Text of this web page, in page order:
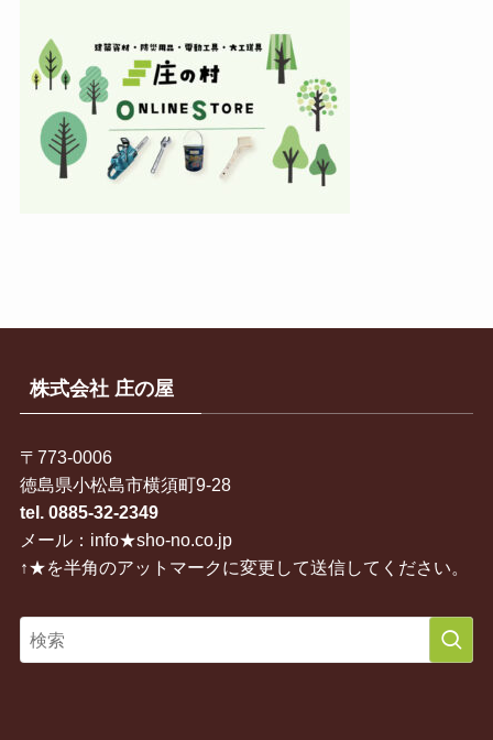
株式会社 庄の屋
〒773-0006
徳島県小松島市横須町9-28
tel. 0885-32-2349
メール：info★sho-no.co.jp
↑★を半角のアットマークに変更して送信してください。